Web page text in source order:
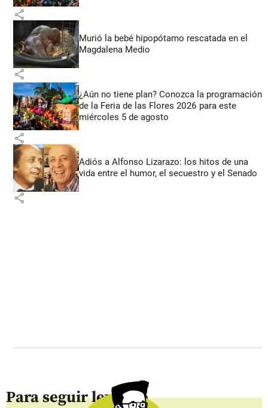
share
Murió la bebé hipopótamo rescatada en el
Magdalena Medio
share
¿Aún no tiene plan? Conozca la programación
de la Feria de las Flores 2026 para este
miércoles 5 de agosto
share
Adiós a Alfonso Lizarazo: los hitos de una
vida entre el humor, el secuestro y el Senado
share
Para seguir leyendo